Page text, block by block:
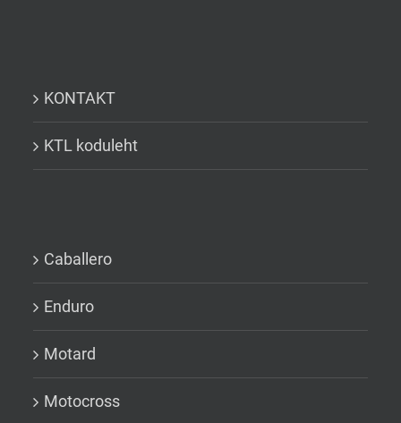
KONTAKT
KTL koduleht
Caballero
Enduro
Motard
Motocross